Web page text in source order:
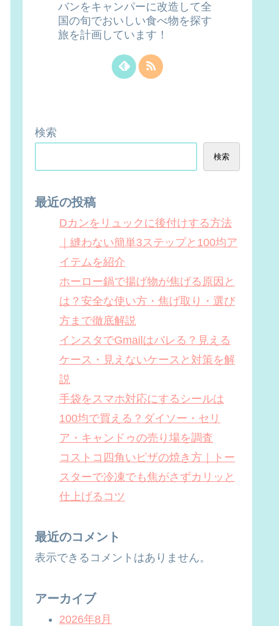
バンをキャンパーに改造して全
国の旬でおいしい食べ物を探す
旅を計画しています！
検索
検索
最近の投稿
Dカンをリュックに後付けする方法
｜縫わない簡単3ステップと100均ア
イテムを紹介
ホーロー鍋で揚げ物が焦げる原因と
は？安全な使い方・焦げ取り・選び
方まで徹底解説
インスタでGmailはバレる？見える
ケース・見えないケースと対策を解
説
手袋をスマホ対応にするシールは
100均で買える？ダイソー・セリ
ア・キャンドゥの売り場を調査
コストコ四角いピザの焼き方｜トー
スターで冷凍でも焦がさずカリッと
仕上げるコツ
最近のコメント
表示できるコメントはありません。
アーカイブ
2026年8月